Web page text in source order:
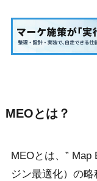
MEOとは？
MEOとは、” Map
ジン最適化）の略